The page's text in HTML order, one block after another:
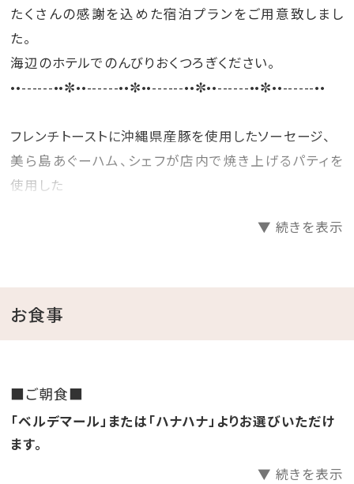
たくさんの感謝を込めた宿泊プランをご用意致しまし
た。
海辺のホテルでのんびりおくつろぎください。
••------••✼••------••✼••------••✼••------••✼••------••
フレンチトーストに沖縄県産豚を使用したソーセージ、
美ら島あぐーハム、シェフが店内で焼き上げるパティを
使用した
るご朝食も
付いたお得なプランを沖縄県民の皆さまへご用意致し
～色とりどりの花で彩られたパティオ（中庭）を舞台にし
た催しを開催～
▼ 続きを表示
お食事
■ご朝食■
「ベルデマール」または「ハナハナ」よりお選びいただけ
ます。
▼ 続きを表示